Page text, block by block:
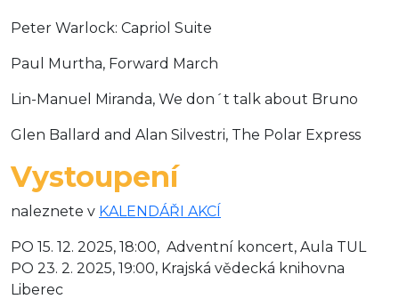
Peter Warlock: Capriol Suite
Paul Murtha, Forward March
Lin-Manuel Miranda, We don´t talk about Bruno
Glen Ballard and Alan Silvestri, The Polar Express
Vystoupení
naleznete v KALENDÁŘI AKCÍ
PO 15. 12. 2025, 18:00, Adventní koncert, Aula TUL
PO 23. 2. 2025, 19:00, Krajská vědecká knihovna
Liberec